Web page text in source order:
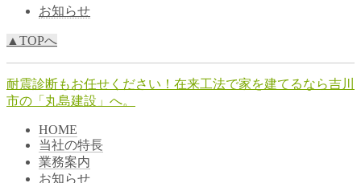
お知らせ
▲TOPへ
耐震診断もお任せください！在来工法で家を建てるなら吉川
市の「丸島建設」へ。
HOME
当社の特長
業務案内
お知らせ